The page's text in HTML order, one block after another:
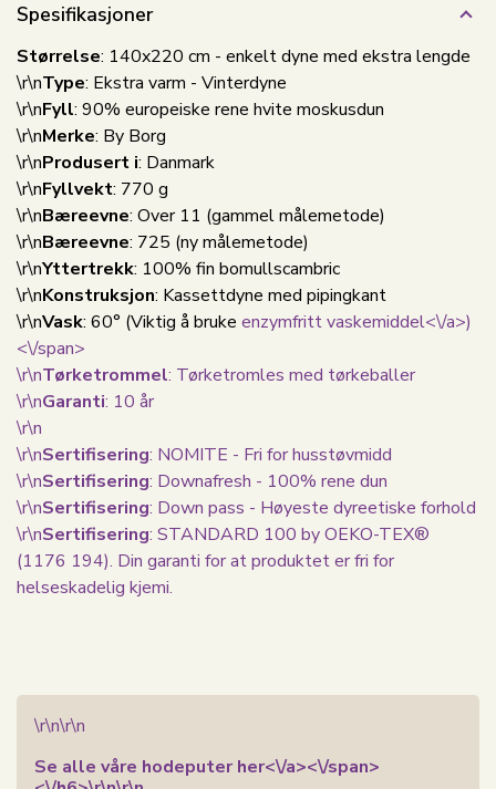
Spesifikasjoner
Størrelse: 140x220 cm - enkelt dyne med ekstra lengde
\r\nType: Ekstra varm - Vinterdyne
\r\nFyll: 90% europeiske rene hvite moskusdun
\r\nMerke: By Borg
\r\nProdusert i: Danmark
\r\nFyllvekt: 770 g
\r\nBæreevne: Over 11 (gammel målemetode)
\r\nBæreevne: 725 (ny målemetode)
\r\nYttertrekk: 100% fin bomullscambric
\r\nKonstruksjon: Kassettdyne med pipingkant
\r\nVask: 60° (Viktig å bruke enzymfritt vaskemiddel<\/a>)
<\/span>
\r\nTørketrommel: Tørketromles med tørkeballer
\r\nGaranti: 10 år
\r\n
\r\nSertifisering: NOMITE - Fri for husstøvmidd
\r\nSertifisering: Downafresh - 100% rene dun
\r\nSertifisering: Down pass - Høyeste dyreetiske forhold
\r\nSertifisering: STANDARD 100 by OEKO-TEX®
(1176 194). Din garanti for at produktet er fri for
helseskadelig kjemi.
\r\n\r\n
Se alle våre hodeputer her<\/a><\/span>